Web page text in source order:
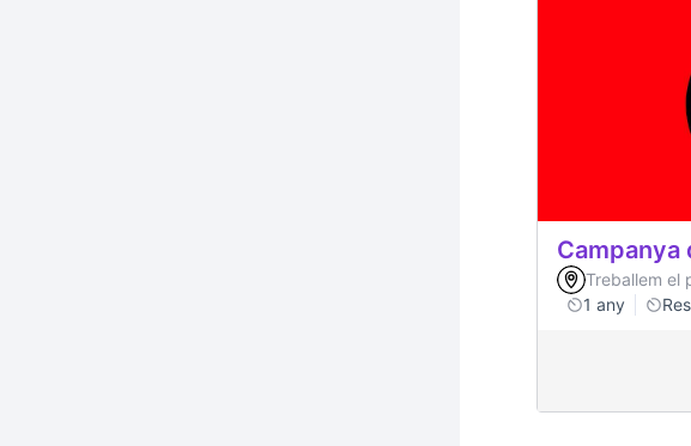
Campanya
Treballem el
1 any